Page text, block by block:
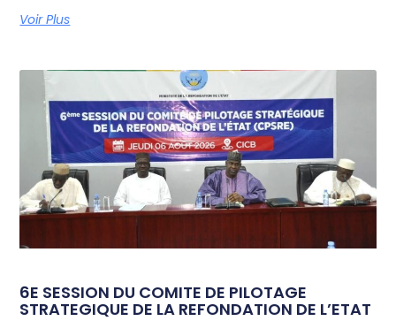
Voir Plus
6E SESSION DU COMITE DE PILOTAGE
STRATEGIQUE DE LA REFONDATION DE L’ETAT